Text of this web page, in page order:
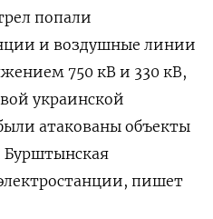
попали
и воздушные линии
750 кВ и 330 кВ,
украинской
атакованы объекты
Бурштынская
пишет